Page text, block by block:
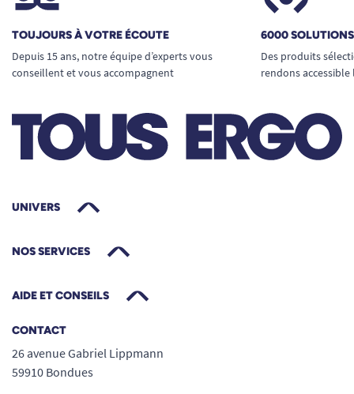
TOUJOURS À VOTRE ÉCOUTE
Depuis 15 ans, notre équipe d’experts vous
conseillent et vous accompagnent
6000
Des produits
rendons
UNIVERS
NOS SERVICES
AIDE ET CONSEILS
CONTACT
26 avenue Gabriel Lippmann
59910 Bondues